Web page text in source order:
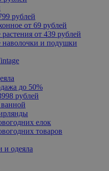
рублей
от 69 рублей
от 439 рублей
наволочки и подушки
до 50%
рублей
елок
товаров
и одеяла